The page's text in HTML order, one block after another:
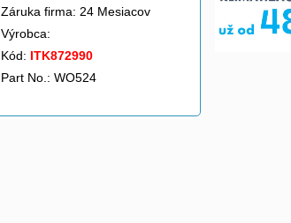
Záruka firma: 24 Mesiacov
Výrobca:
Kód: ITK872990
Part No.: WO524